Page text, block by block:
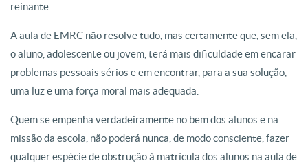
reinante.
A aula de EMRC não resolve tudo, mas certamente que, sem ela,
o aluno, adolescente ou jovem, terá mais dificuldade em encarar
problemas pessoais sérios e em encontrar, para a sua solução,
uma luz e uma força moral mais adequada.
Quem se empenha verdadeiramente no bem dos alunos e na
missão da escola, não poderá nunca, de modo consciente, fazer
qualquer espécie de obstrução à matrícula dos alunos na aula de